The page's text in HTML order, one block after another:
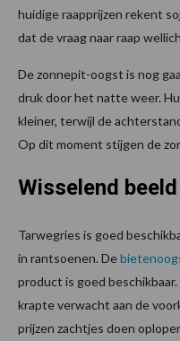
huidige raapprijzen rekent
dat de vraag naar raap
De zonnepit-oogst is nog
druk door het natte weer.
kleiner, terwijl de
Op dit moment stijgen de
Wisselend
Tarwegries is goed
in rantsoenen. De
product is goed
krapte verwacht aan de
prijzen zachtjes doen